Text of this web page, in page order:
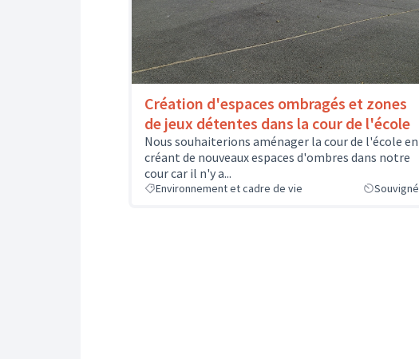
Création d'espaces ombragés et zones
de jeux détentes dans la cour de l'école
Nous souhaiterions aménager la cour de l'école en
créant de nouveaux espaces d'ombres dans notre
cour car il n'y a...
Environnement et cadre de vie Souvigné